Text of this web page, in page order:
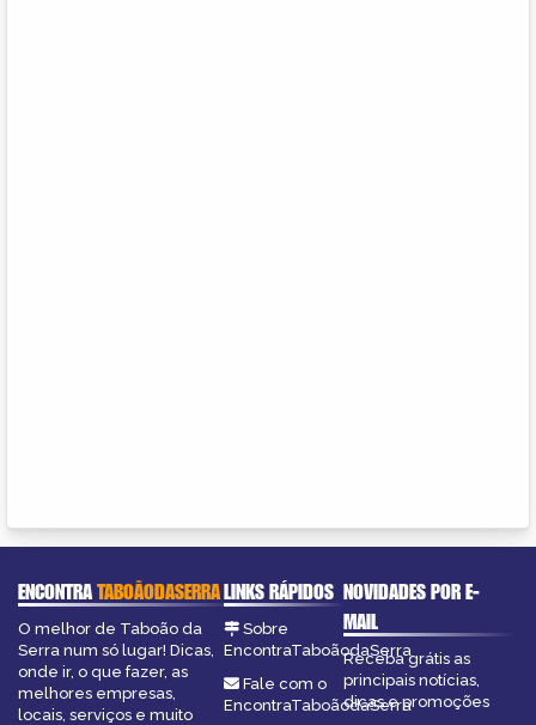
ENCONTRATABOÃODASERRA
O melhor de Taboão da
Serra num só lugar! Dicas,
onde ir, o que fazer, as
melhores empresas,
locais, serviços e muito
LINKS RÁPIDOS
Sobre
EncontraTaboãodaSerra
Fale com o
EncontraTaboãodaSerra
NOVIDADES POR E-
MAIL
Receba grátis as
principais notícias,
dicas e promoções